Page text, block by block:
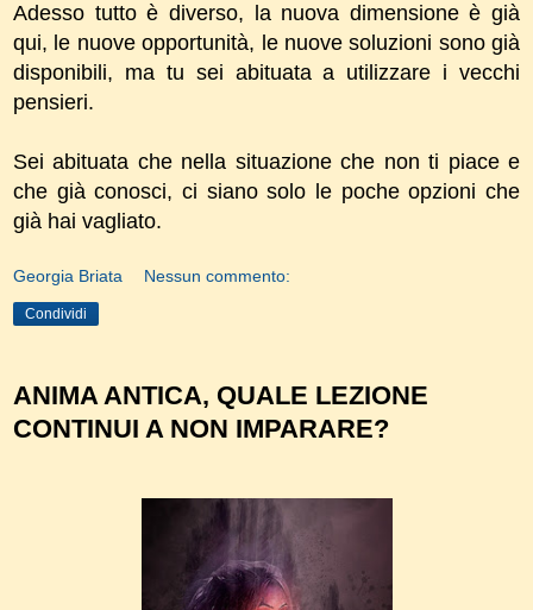
Adesso tutto è diverso, la nuova dimensione è già
qui, le nuove opportunità, le nuove soluzioni sono già
disponibili, ma tu sei abituata a utilizzare i vecchi
pensieri.
Sei abituata che nella situazione che non ti piace e
che già conosci, ci siano solo le poche opzioni che
già hai vagliato.
Georgia Briata Nessun commento:
Condividi
ANIMA ANTICA, QUALE LEZIONE
CONTINUI A NON IMPARARE?